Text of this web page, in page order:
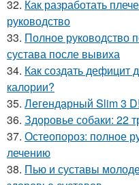
32. Как разработать
руководство
33. Полное руководство
сустава после вывиха
34. Как создать дефицит
калории?
35. Легендарный Slim 3 D!
36. Здоровье собаки: 22
37. Остеопороз: полное
лечению
38. Пью и суставы